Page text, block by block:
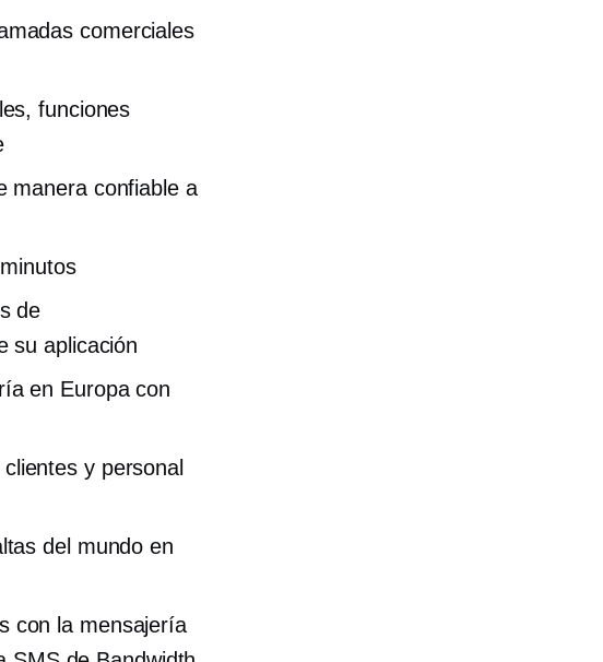
comerciales
funciones
confiable a
de
su aplicación
en Europa con
y personal
del mundo en
con la mensajería